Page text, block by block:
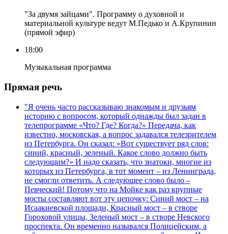
"За двумя зайцами". Программу о духовной и
материальной культуре ведут М.Педько и А.Крупинин
(прямой эфир)
18:00
Музыкальная программа
Прямая речь
"Я очень часто рассказываю знакомым и друзьям
историю с вопросом, который однажды был задан в
телепрограмме «Что? Где? Когда?» Передача, как
известно, московская, а вопрос задавался телезрителем
из Петербурга. Он сказал: «Вот существует ряд слов:
синий, красный, зеленый. Какое слово должно быть
следующим?» И надо сказать, что знатоки, многие из
которых из Петербурга, в тот момент – из Ленинграда,
не смогли ответить. А следующее слово было –
Певческий! Потому что на Мойке как раз крупные
мосты составляют вот эту цепочку: Синий мост – на
Исаакиевской площади, Красный мост – в створе
Гороховой улицы, Зеленый мост – в створе Невского
проспекта. Он временно назывался Полицейским, а